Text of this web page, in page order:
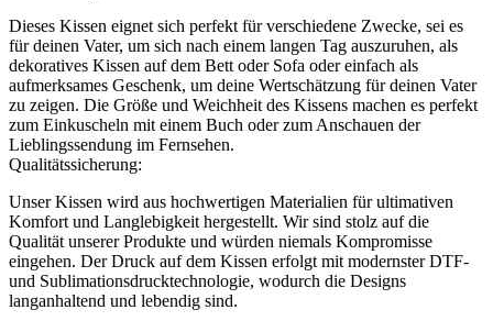
Dieses Kissen eignet sich perfekt für verschiedene Zwecke, sei es
für deinen Vater, um sich nach einem langen Tag auszuruhen, als
dekoratives Kissen auf dem Bett oder Sofa oder einfach als
aufmerksames Geschenk, um deine Wertschätzung für deinen Vater
zu zeigen. Die Größe und Weichheit des Kissens machen es perfekt
zum Einkuscheln mit einem Buch oder zum Anschauen der
Lieblingssendung im Fernsehen.
Qualitätssicherung:
Unser Kissen wird aus hochwertigen Materialien für ultimativen
Komfort und Langlebigkeit hergestellt. Wir sind stolz auf die
Qualität unserer Produkte und würden niemals Kompromisse
eingehen. Der Druck auf dem Kissen erfolgt mit modernster DTF-
und Sublimationsdrucktechnologie, wodurch die Designs
langanhaltend und lebendig sind.